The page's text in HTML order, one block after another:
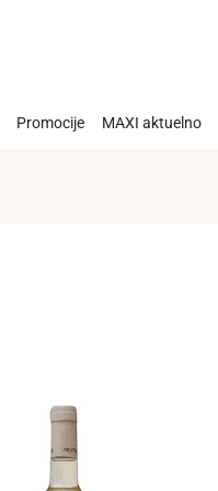
Promocije MAXI aktuelno